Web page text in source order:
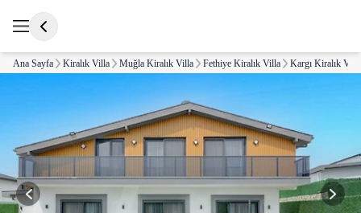
Ana Sayfa Kiralık Villa Muğla Kiralık Villa Fethiye Kiralık Villa Kargı Kiralık Villa